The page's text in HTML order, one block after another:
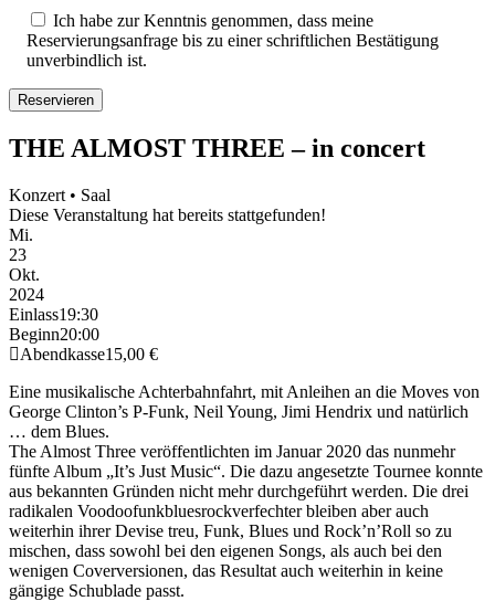
Ich habe zur Kenntnis genommen, dass meine
Reservierungsanfrage bis zu einer schriftlichen Bestätigung
unverbindlich ist.
THE ALMOST THREE – in concert
Konzert • Saal
Diese Veranstaltung hat bereits stattgefunden!
Mi.
23
Okt.
2024
Einlass19:30
Beginn20:00
Abendkasse15,00 €
Eine musikalische Achterbahnfahrt, mit Anleihen an die Moves von
George Clinton’s P-Funk, Neil Young, Jimi Hendrix und natürlich
… dem Blues.
The Almost Three veröffentlichten im Januar 2020 das nunmehr
fünfte Album „It’s Just Music“. Die dazu angesetzte Tournee konnte
aus bekannten Gründen nicht mehr durchgeführt werden. Die drei
radikalen Voodoofunkbluesrockverfechter bleiben aber auch
weiterhin ihrer Devise treu, Funk, Blues und Rock’n’Roll so zu
mischen, dass sowohl bei den eigenen Songs, als auch bei den
wenigen Coverversionen, das Resultat auch weiterhin in keine
gängige Schublade passt.